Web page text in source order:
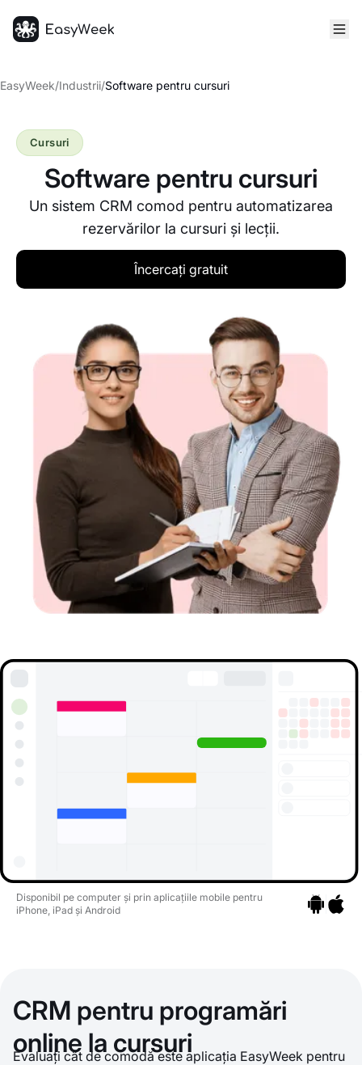
EasyWeek/Industrii/Software pentru cursuri
Software pentru cursuri
Un sistem CRM comod pentru automatizarea
rezervărilor la cursuri și lecții.
Cursuri
Încercați gratuit
Disponibil pe computer și prin aplicațiile mobile pentru
iPhone, iPad și Android
CRM pentru programări
online la cursuri
Evaluați cât de comodă este aplicația EasyWeek pentru